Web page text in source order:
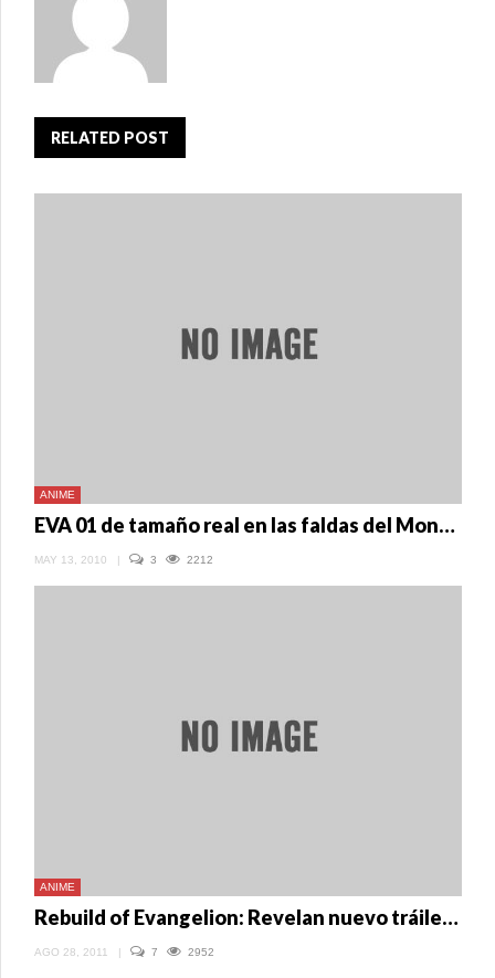
RELATED POST
ANIME
EVA 01 de tamaño real en las faldas del Monte Fuji
MAY 13, 2010 | 3 2212
ANIME
Rebuild of Evangelion: Revelan nuevo tráiler de Quickening
AGO 28, 2011 7 2952